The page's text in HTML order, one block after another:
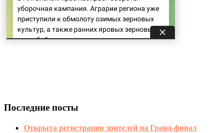
Последние посты
Открыта регистрация зрителей на Гранд-финал